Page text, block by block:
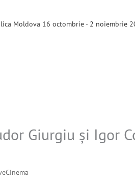
Moldova 16 octombrie - 2 noiembrie
Giurgiu şi Igor